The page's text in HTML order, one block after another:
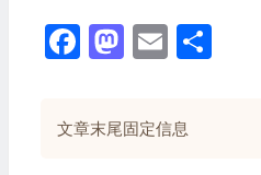
Facebook
Mastodon
Email
文章末尾固定信息